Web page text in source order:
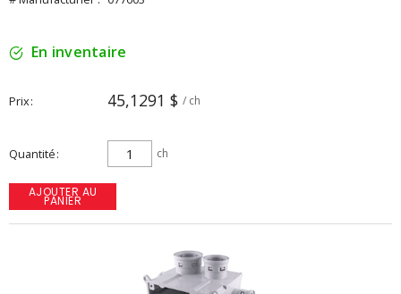
En inventaire
Prix 45,1291 $ / ch
Quantité ch
AJOUTER AU
PANIER